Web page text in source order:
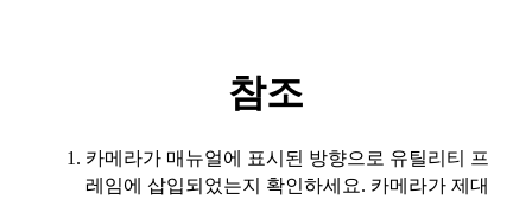
참조
카메라가 매뉴얼에 표시된 방향으로 유틸리티 프
레임에 삽입되었는지 확인하세요. 카메라가 제대